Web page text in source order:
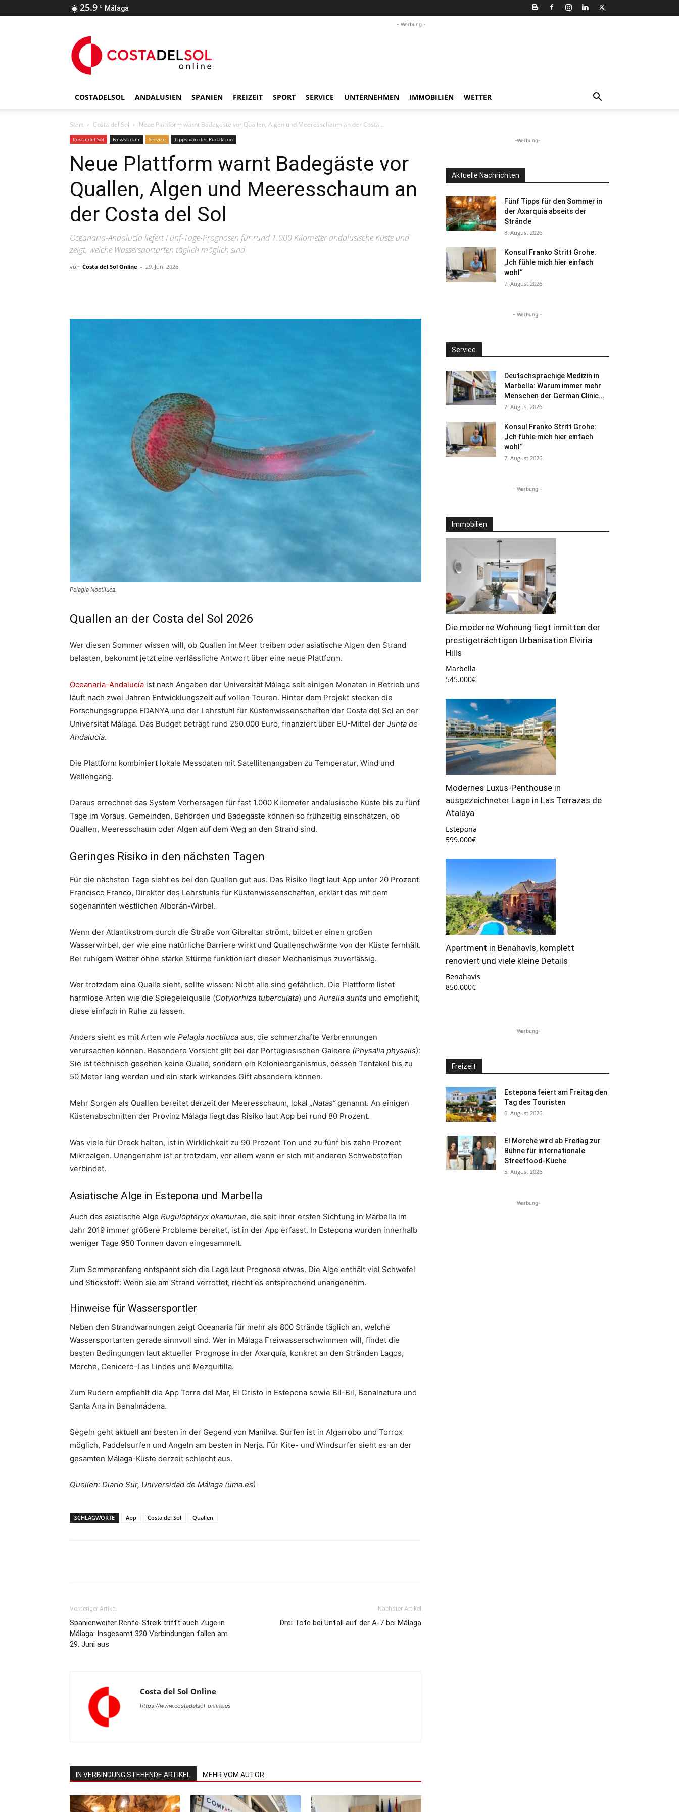
25.9 C Málaga
- Werbung -
COSTADELSOL ANDALUSIEN SPANIEN FREIZEIT SPORT SERVICE UNTERNEHMEN IMMOBILIEN WETTER
Start Costa del Sol Neue Plattform warnt Badegäste vor Quallen, Algen und Meeresschaum an der Costa...
Costa del Sol Newsticker Service Tipps von der Redaktion
Neue Plattform warnt Badegäste vor
Quallen, Algen und Meeresschaum an
der Costa del Sol
Oceanaria-Andalucía liefert Fünf-Tage-Prognosen für rund 1.000 Kilometer andalusische Küste und
zeigt, welche Wassersportarten täglich möglich sind
von Costa del Sol Online - 29. Juni 2026
Pelagia Noctiluca.
Quallen an der Costa del Sol 2026
Wer diesen Sommer wissen will, ob Quallen im Meer treiben oder asiatische Algen den Strand
belasten, bekommt jetzt eine verlässliche Antwort über eine neue Plattform.
Oceanaria-Andalucía ist nach Angaben der Universität Málaga seit einigen Monaten in Betrieb und
läuft nach zwei Jahren Entwicklungszeit auf vollen Touren. Hinter dem Projekt stecken die
Forschungsgruppe EDANYA und der Lehrstuhl für Küstenwissenschaften der Costa del Sol an der
Universität Málaga. Das Budget beträgt rund 250.000 Euro, finanziert über EU-Mittel der Junta de
Andalucía.
Die Plattform kombiniert lokale Messdaten mit Satellitenangaben zu Temperatur, Wind und
Wellengang.
Daraus errechnet das System Vorhersagen für fast 1.000 Kilometer andalusische Küste bis zu fünf
Tage im Voraus. Gemeinden, Behörden und Badegäste können so frühzeitig einschätzen, ob
Quallen, Meeresschaum oder Algen auf dem Weg an den Strand sind.
Geringes Risiko in den nächsten Tagen
Für die nächsten Tage sieht es bei den Quallen gut aus. Das Risiko liegt laut App unter 20 Prozent.
Francisco Franco, Direktor des Lehrstuhls für Küstenwissenschaften, erklärt das mit dem
sogenannten westlichen Alborán-Wirbel.
Wenn der Atlantikstrom durch die Straße von Gibraltar strömt, bildet er einen großen
Wasserwirbel, der wie eine natürliche Barriere wirkt und Quallenschwärme von der Küste fernhält.
Bei ruhigem Wetter ohne starke Stürme funktioniert dieser Mechanismus zuverlässig.
Wer trotzdem eine Qualle sieht, sollte wissen: Nicht alle sind gefährlich. Die Plattform listet
harmlose Arten wie die Spiegeleiqualle (Cotylorhiza tuberculata) und Aurelia aurita und empfiehlt,
diese einfach in Ruhe zu lassen.
Anders sieht es mit Arten wie Pelagia noctiluca aus, die schmerzhafte Verbrennungen
verursachen können. Besondere Vorsicht gilt bei der Portugiesischen Galeere (Physalia physalis):
Sie ist technisch gesehen keine Qualle, sondern ein Kolonieorganismus, dessen Tentakel bis zu
50 Meter lang werden und ein stark wirkendes Gift absondern können.
Mehr Sorgen als Quallen bereitet derzeit der Meeresschaum, lokal „Natas“genannt. An einigen
Küstenabschnitten der Provinz Málaga liegt das Risiko laut App bei rund 80 Prozent.
Was viele für Dreck halten, ist in Wirklichkeit zu 90 Prozent Ton und zu fünf bis zehn Prozent
Mikroalgen. Unangenehm ist er trotzdem, vor allem wenn er sich mit anderen Schwebstoffen
verbindet.
Asiatische Alge in Estepona und Marbella
Auch das asiatische Alge Rugulopteryx okamurae, die seit ihrer ersten Sichtung in Marbella im
Jahr 2019 immer größere Probleme bereitet, ist in der App erfasst. In Estepona wurden innerhalb
weniger Tage 950 Tonnen davon eingesammelt.
Zum Sommeranfang entspannt sich die Lage laut Prognose etwas. Die Alge enthält viel Schwefel
und Stickstoff: Wenn sie am Strand verrottet, riecht es entsprechend unangenehm.
Hinweise für Wassersportler
Neben den Strandwarnungen zeigt Oceanaria für mehr als 800 Strände täglich an, welche
Wassersportarten gerade sinnvoll sind. Wer in Málaga Freiwasserschwimmen will, findet die
besten Bedingungen laut aktueller Prognose in der Axarquía, konkret an den Stränden Lagos,
Morche, Cenicero-Las Lindes und Mezquitilla.
Zum Rudern empfiehlt die App Torre del Mar, El Cristo in Estepona sowie Bil-Bil, Benalnatura und
Santa Ana in Benalmádena.
Segeln geht aktuell am besten in der Gegend von Manilva. Surfen ist in Algarrobo und Torrox
möglich, Paddelsurfen und Angeln am besten in Nerja. Für Kite- und Windsurfer sieht es an der
gesamten Málaga-Küste derzeit schlecht aus.
Quellen: Diario Sur, Universidad de Málaga (uma.es)
SCHLAGWORTE App Costa del Sol Quallen
Vorheriger Artikel
Spanienweiter Renfe-Streik trifft auch Züge in
Málaga: Insgesamt 320 Verbindungen fallen am
29. Juni aus
Nächster Artikel
Drei Tote bei Unfall auf der A-7 bei Málaga
Costa del Sol Online
https://www.costadelsol-online.es
IN VERBINDUNG STEHENDE ARTIKEL MEHR VOM AUTOR
-Werbung-
Aktuelle Nachrichten
Fünf Tipps für den Sommer in
der Axarquía abseits der
Strände
8. August 2026
Konsul Franko Stritt Grohe:
„Ich fühle mich hier einfach
wohl“
7. August 2026
- Werbung -
Service
Deutschsprachige Medizin in
Marbella: Warum immer mehr
Menschen der German Clinic...
7. August 2026
Konsul Franko Stritt Grohe:
„Ich fühle mich hier einfach
wohl“
7. August 2026
- Werbung -
Immobilien
Die moderne Wohnung liegt inmitten der
prestigeträchtigen Urbanisation Elviria
Hills
Marbella
545.000€
Modernes Luxus-Penthouse in
ausgezeichneter Lage in Las Terrazas de
Atalaya
Estepona
599.000€
Apartment in Benahavís, komplett
renoviert und viele kleine Details
Benahavís
850.000€
-Werbung-
Freizeit
Estepona feiert am Freitag den
Tag des Touristen
6. August 2026
El Morche wird ab Freitag zur
Bühne für internationale
Streetfood-Küche
5. August 2026
-Werbung-